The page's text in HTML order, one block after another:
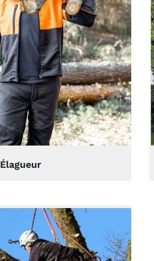
Élagueur